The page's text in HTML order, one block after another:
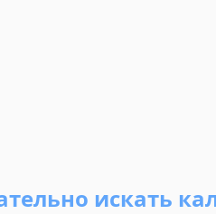
искать